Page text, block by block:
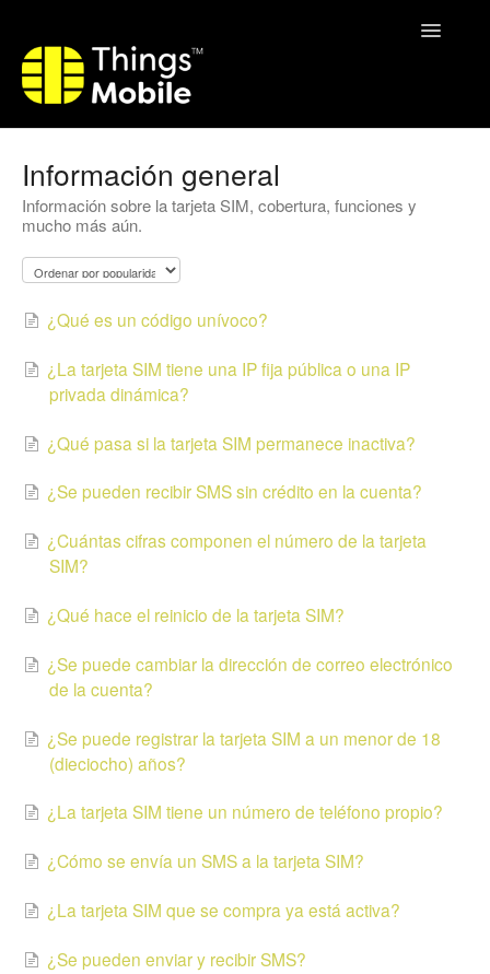
Toggle
Información general
Información sobre la tarjeta SIM, cobertura, funciones y
mucho más aún.
¿Qué es un código unívoco?
¿La tarjeta SIM tiene una IP fija pública o una IP
privada dinámica?
¿Qué pasa si la tarjeta SIM permanece inactiva?
¿Se pueden recibir SMS sin crédito en la cuenta?
¿Cuántas cifras componen el número de la tarjeta
SIM?
¿Qué hace el reinicio de la tarjeta SIM?
¿Se puede cambiar la dirección de correo electrónico
de la cuenta?
¿Se puede registrar la tarjeta SIM a un menor de 18
(dieciocho) años?
¿La tarjeta SIM tiene un número de teléfono propio?
¿Cómo se envía un SMS a la tarjeta SIM?
¿La tarjeta SIM que se compra ya está activa?
¿Se pueden enviar y recibir SMS?